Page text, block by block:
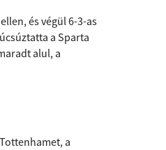
és végül 6-3-as
a Sparta
alul, a
a